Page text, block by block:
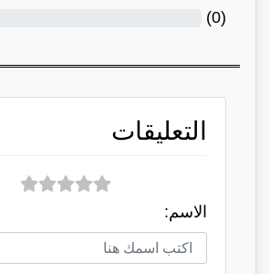
(
0
)
التعليقات
الاسم: